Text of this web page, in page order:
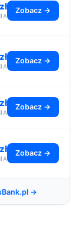
Zobacz →
Zobacz →
Zobacz →
Zobacz →
→